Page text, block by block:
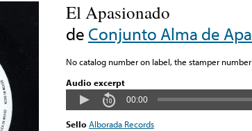
El Apasionado
de Conjunto Alma de
No catalog number on label, the stamper
Audio excerpt
00:00
Sello Alborada Records